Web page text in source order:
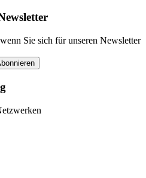
Sie sich für unseren Newsletter